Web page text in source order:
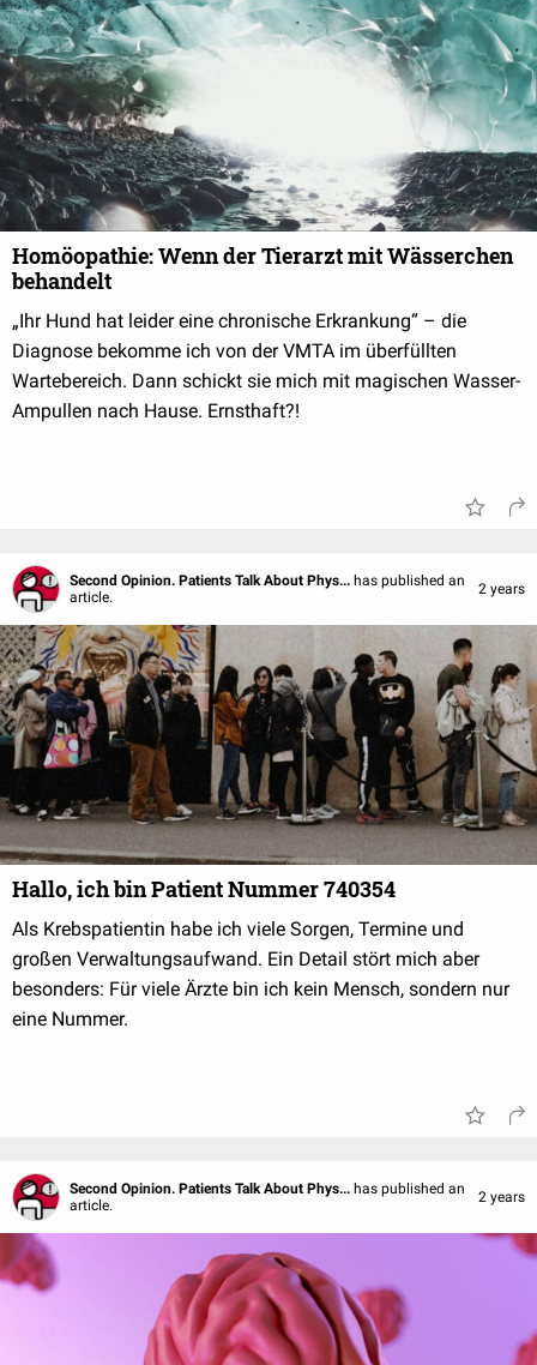
Homöopathie: Wenn der Tierarzt mit Wässerchen
behandelt
„Ihr Hund hat leider eine chronische Erkrankung“ – die
Diagnose bekomme ich von der VMTA im überfüllten
Wartebereich. Dann schickt sie mich mit magischen Wasser-
Ampullen nach Hause. Ernsthaft?!
Second Opinion. Patients Talk About Phys... has published an
article.
2 years
Hallo, ich bin Patient Nummer 740354
Als Krebspatientin habe ich viele Sorgen, Termine und
großen Verwaltungsaufwand. Ein Detail stört mich aber
besonders: Für viele Ärzte bin ich kein Mensch, sondern nur
eine Nummer.
Second Opinion. Patients Talk About Phys... has published an
article.
2 years